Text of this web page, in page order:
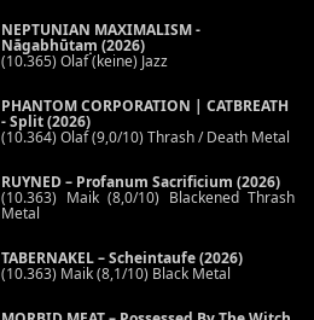
NEPTUNIAN MAXIMALISM -
Nāgabhūtaṃ (2026)
(10.365) Olaf (keine) Jazz
PHANTOM CORPORATION | CATBREATH
- Split (2026)
(10.364) Olaf (9,0/10) Thrash / Death Metal
RUYNED – Profanum Sacrificium (2026)
(10.363) Maik (8,0/10) Blackened Thrash
Metal
TABERNAKEL – Scheintaufe (2026)
(10.363) Maik (8,1/10) Black Metal